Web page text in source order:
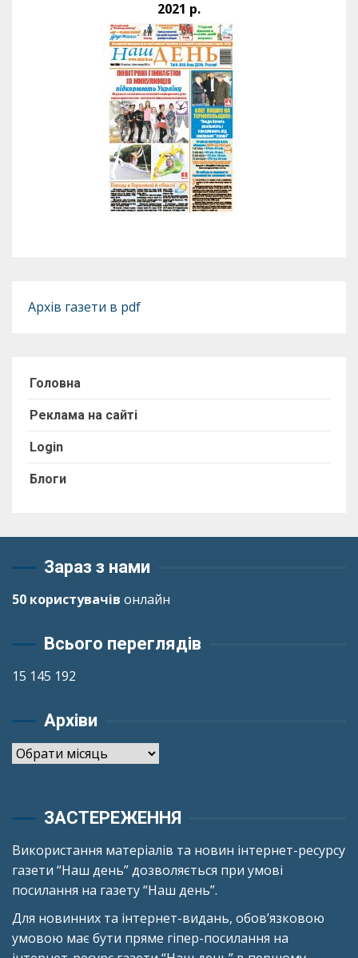
2021 р.
Архів газети в pdf
Головна
Реклама на сайті
Login
Блоги
Зараз з нами
50 користувачів онлайн
Всього переглядів
15 145 192
Архіви
Архіви
ЗАСТЕРЕЖЕННЯ
Використання матеріалів та новин інтернет-ресурсу
газети “Наш день” дозволяється при умові
посилання на газету “Наш день”.
Для новинних та інтернет-видань, обов’язковою
умовою має бути пряме гіпер-посилання на